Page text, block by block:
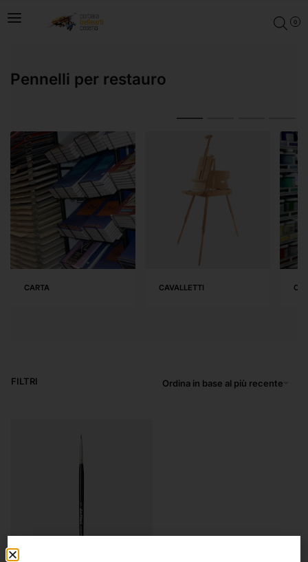
0
Pennelli per restauro
CARTA CAVALLETTI
Ordina in base al più recente
FILTRI